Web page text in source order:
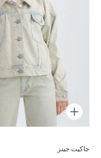
جاكيت جينز